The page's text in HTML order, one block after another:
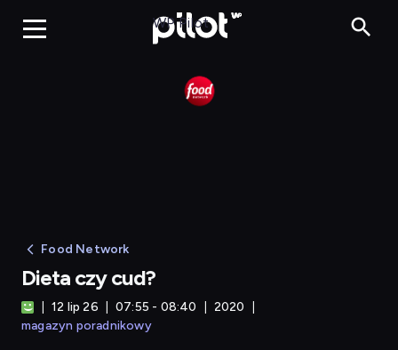
Dieta czy cud?
WP Pilot
Food Network
Dieta czy cud?
12 lip 26 07:55 - 08:40
2020
magazyn poradnikowy